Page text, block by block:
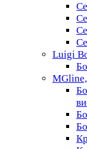
Luigi
MGline,